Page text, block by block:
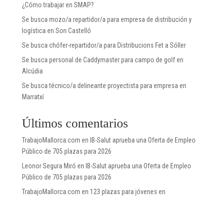
¿Cómo trabajar en SMAP?
Se busca mozo/a repartidor/a para empresa de distribución y
logística en Son Castelló
Se busca chófer-repartidor/a para Distribucions Fet a Sóller
Se busca personal de Caddymaster para campo de golf en
Alcúdia
Se busca técnico/a delineante proyectista para empresa en
Marratxí
Últimos comentarios
TrabajoMallorca.com en IB-Salut aprueba una Oferta de Empleo
Público de 705 plazas para 2026
Leonor Segura Miró en IB-Salut aprueba una Oferta de Empleo
Público de 705 plazas para 2026
TrabajoMallorca.com en 123 plazas para jóvenes en